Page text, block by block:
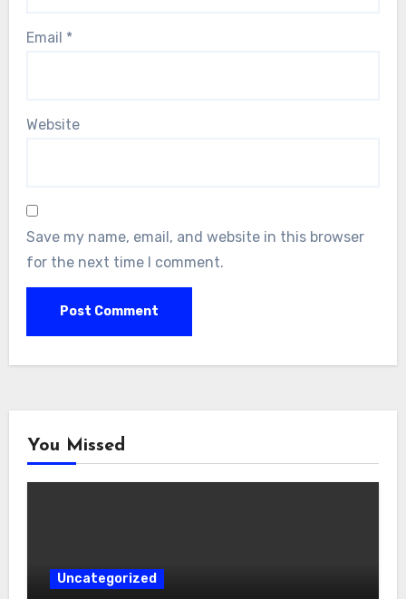
Email *
Website
Save my name, email, and website in this browser
for the next time I comment.
You Missed
Uncategorized